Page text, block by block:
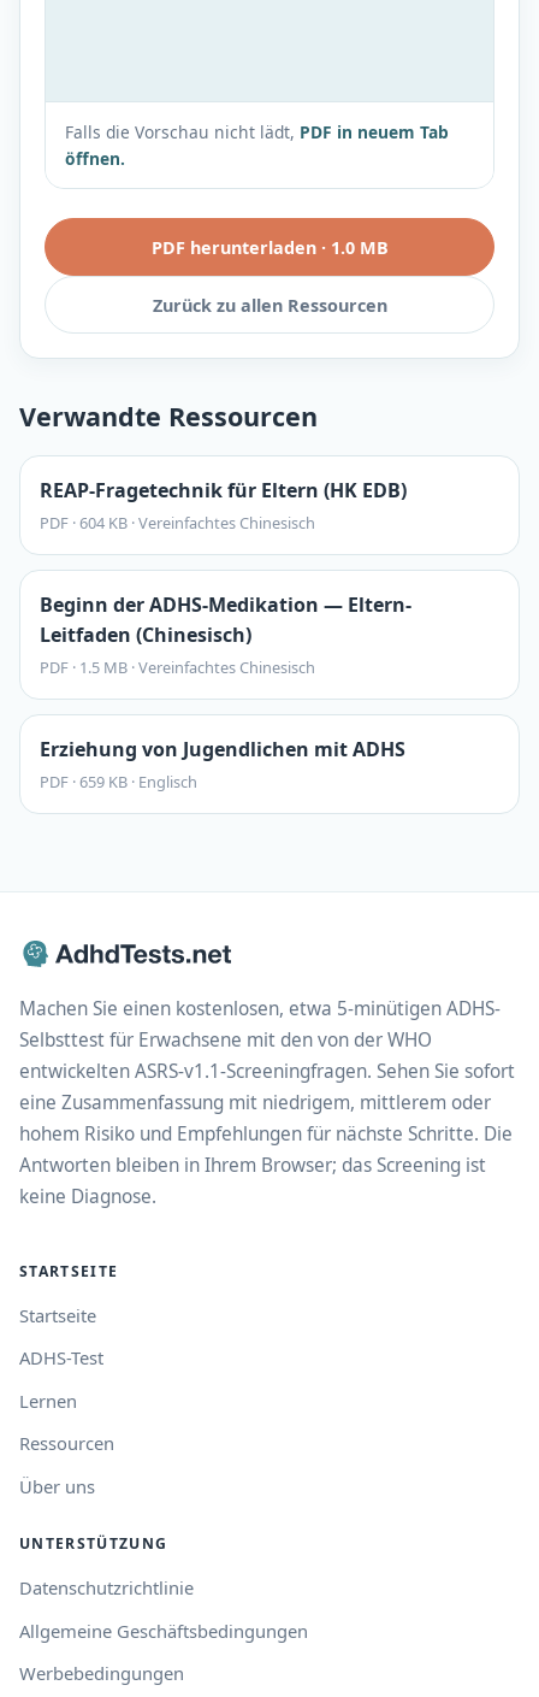
Falls die Vorschau nicht lädt, PDF in neuem Tab
öffnen.
PDF herunterladen· 1.0 MB
Zurück zu allen Ressourcen
Verwandte Ressourcen
REAP-Fragetechnik für Eltern (HK EDB)
PDF ·604 KB ·Vereinfachtes Chinesisch
Beginn der ADHS-Medikation — Eltern-
Leitfaden (Chinesisch)
PDF · 1.5 MB ·Vereinfachtes Chinesisch
Erziehung von Jugendlichen mit ADHS
PDF ·659 KB · Englisch
Machen Sie einen kostenlosen, etwa 5-minütigen ADHS-
Selbsttest für Erwachsene mit den von der WHO
entwickelten ASRS-v1.1-Screeningfragen. Sehen Sie sofort
eine Zusammenfassung mit niedrigem, mittlerem oder
hohem Risiko und Empfehlungen für nächste Schritte. Die
Antworten bleiben in Ihrem Browser; das Screening ist
keine Diagnose.
STARTSEITE
Startseite
ADHS-Test
Lernen
Ressourcen
Über uns
UNTERSTÜTZUNG
Datenschutzrichtlinie
Allgemeine Geschäftsbedingungen
Werbebedingungen